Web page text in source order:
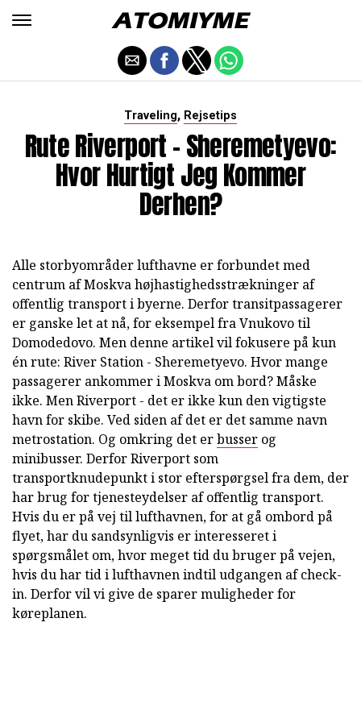
Traveling, Rejsetips
Rute Riverport - Sheremetyevo:
Hvor Hurtigt Jeg Kommer
Derhen?
Alle storbyområder lufthavne er forbundet med
centrum af Moskva højhastighedsstrækninger af
offentlig transport i byerne. Derfor transitpassagerer
er ganske let at nå, for eksempel fra Vnukovo til
Domodedovo. Men denne artikel vil fokusere på kun
én rute: River Station - Sheremetyevo. Hvor mange
passagerer ankommer i Moskva om bord? Måske
ikke. Men Riverport - det er ikke kun den vigtigste
havn for skibe. Ved siden af det er det samme navn
metrostation. Og omkring det erbusser og
minibusser. Derfor Riverport som
transportknudepunkt i stor efterspørgsel fra dem, der
har brug for tjenesteydelser af offentlig transport.
Hvis du er på vej til lufthavnen, for at gå ombord på
flyet, har du sandsynligvis er interesseret i
spørgsmålet om, hvor meget tid du bruger på vejen,
hvis du har tid i lufthavnen indtil udgangen af check-
in. Derfor vil vi give de sparer muligheder for
køreplanen.